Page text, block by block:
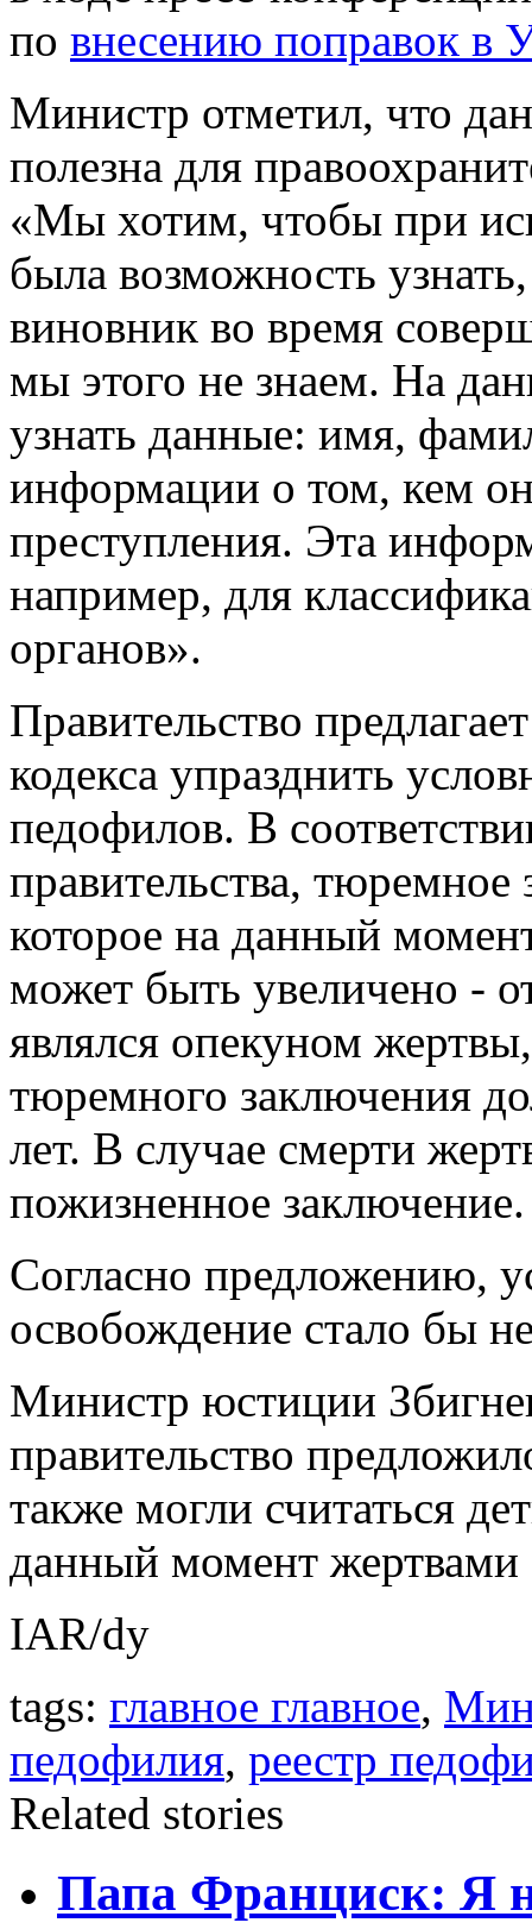
по внесению поправок в
Министр отметил, что
полезна для
«Мы хотим, чтобы при
была возможность
виновник во время
мы этого не знаем. На
узнать данные: имя,
информации о том, кем
преступления. Эта
например, для
органов».
Правительство
кодекса упразднить
педофилов. В
правительства,
которое на данный
может быть увеличено -
являлся опекуном
тюремного заключения
лет. В случае смерти
пожизненное заключение.
Согласно предложению,
освобождение стало бы
Министр юстиции
правительство
также могли считаться
данный момент жертвами
IAR/dy
tags: главное главное,
педофилия, реестр
Related stories
Папа Франциск: Я